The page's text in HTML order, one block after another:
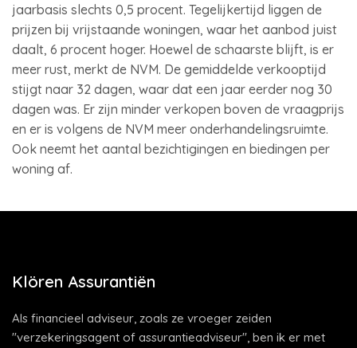
jaarbasis slechts 0,5 procent. Tegelijkertijd liggen de
prijzen bij vrijstaande woningen, waar het aanbod juist
daalt, 6 procent hoger. Hoewel de schaarste blijft, is er
meer rust, merkt de NVM. De gemiddelde verkooptijd
stijgt naar 32 dagen, waar dat een jaar eerder nog 30
dagen was. Er zijn minder verkopen boven de vraagprijs
en er is volgens de NVM meer onderhandelingsruimte.
Ook neemt het aantal bezichtigingen en biedingen per
woning af.
Klören Assurantiën
Als financieel adviseur, zoals ze vroeger zeiden
"verzekeringsagent of assurantieadviseur", ben ik er met